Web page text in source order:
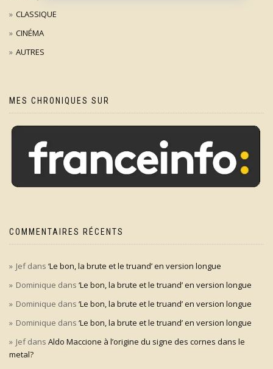
CLASSIQUE
CINÉMA
AUTRES
MES CHRONIQUES SUR
COMMENTAIRES RÉCENTS
Jefdans ‘Le bon, la brute et le truand’ en version longue
Dominique dans ‘Le bon, la brute et le truand’ en version longue
Dominique dans ‘Le bon, la brute et le truand’ en version longue
Dominique dans ‘Le bon, la brute et le truand’ en version longue
Jefdans Aldo Maccione à l’origine du signe des cornes dans le
metal?